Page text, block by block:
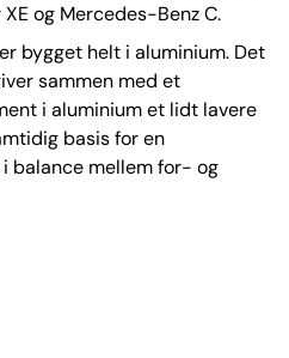
og Mercedes-Benz C.
bygget helt i aluminium. Det
sammen med et
i aluminium et lidt lavere
basis for en
balance mellem for- og